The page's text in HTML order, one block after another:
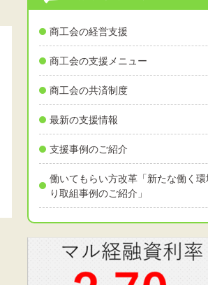
商工会の経営支援
商工会の支援メニュー
商工会の共済制度
最新の支援情報
支援事例のご紹介
働いてもらい方改革「新たな働く環
り取組事例のご紹介」